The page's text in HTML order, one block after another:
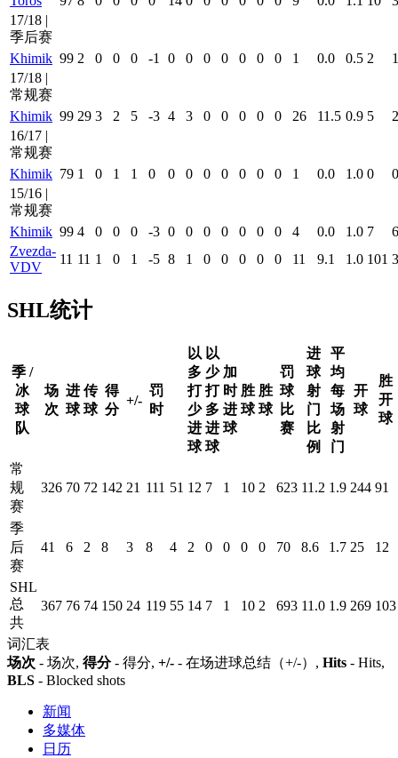
17/18 |
季后赛
Khimik 99 2 0 0 0 -1 0 0 0 0 0 0 0 1 0.0 0.5 2
1
17/18 |
常规赛
Khimik 99 29 3 2 5 -3 4 3 0 0 0 0 0 26 11.5 0.9 5
2
16/17 |
常规赛
Khimik 79 1 0 1 1 0 0 0 0 0 0 0 0 1 0.0 1.0 0
0
15/16 |
常规赛
Khimik 99 4 0 0 0 -3 0 0 0 0 0 0 0 4 0.0 1.0 7
6
Zvezda-
VDV
11 11 1 0 1 -5 8 1 0 0 0 0 0 11 9.1 1.0 101
SHL统计
季 /
冰
球
队
场
次
进
球
传
球
得
分
+/-
罚
时
以
多
打
少
进
球
以
少
打
多
进
球
加
时
进
球
胜
球
胜
球
罚
球
比
赛
进
球
射
门
比
例
平
均
每
场
射
门
开
球
胜
开
球
常
规
赛
326 70 72 142 21 111 51 12 7 1 10 2 623 11.2 1.9 244 91
季
后
赛
41 6 2 8 3 8 4 2 0 0 0 0 70 8.6 1.7 25 12
SHL
总
共
367 76 74 150 24 119 55 14 7 1 10 2 693 11.0 1.9 269 103
词汇表
场次 - 场次, 得分- 得分, +/- - 在场进球总结（+/-）, Hits - Hits,
BLS - Blocked shots
新闻
多媒体
日历